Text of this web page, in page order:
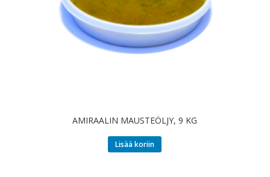
AMIRAALIN MAUSTEÖLJY, 9 KG
Lisää koriin